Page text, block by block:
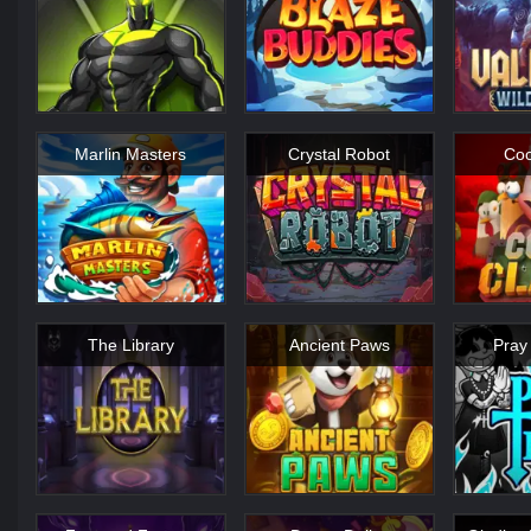
Marlin Masters Crystal Robot
The Library Ancient Paws